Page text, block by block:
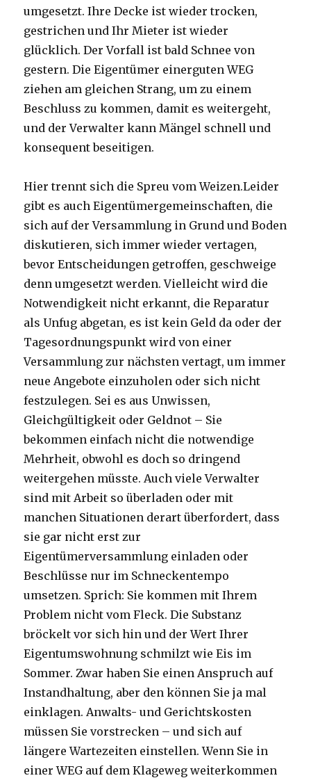
umgesetzt. Ihre Decke ist wieder trocken,
gestrichen und Ihr Mieter ist wieder
glücklich. Der Vorfall ist bald Schnee von
gestern. Die Eigentümer einerguten WEG
ziehen am gleichen Strang, um zu einem
Beschluss zu kommen, damit es weitergeht,
und der Verwalter kann Mängel schnell und
konsequent beseitigen.
Hier trennt sich die Spreu vom Weizen.Leider
gibt es auch Eigentümergemeinschaften, die
sich auf der Versammlung in Grund und Boden
diskutieren, sich immer wieder vertagen,
bevor Entscheidungen getroffen, geschweige
denn umgesetzt werden. Vielleicht wird die
Notwendigkeit nicht erkannt, die Reparatur
als Unfug abgetan, es ist kein Geld da oder der
Tagesordnungspunkt wird von einer
Versammlung zur nächsten vertagt, um immer
neue Angebote einzuholen oder sich nicht
festzulegen. Sei es aus Unwissen,
Gleichgültigkeit oder Geldnot – Sie
bekommen einfach nicht die notwendige
Mehrheit, obwohl es doch so dringend
weitergehen müsste. Auch viele Verwalter
sind mit Arbeit so überladen oder mit
manchen Situationen derart überfordert, dass
sie gar nicht erst zur
Eigentümerversammlung einladen oder
Beschlüsse nur im Schneckentempo
umsetzen. Sprich: Sie kommen mit Ihrem
Problem nicht vom Fleck. Die Substanz
bröckelt vor sich hin und der Wert Ihrer
Eigentumswohnung schmilzt wie Eis im
Sommer. Zwar haben Sie einen Anspruch auf
Instandhaltung, aber den können Sie ja mal
einklagen. Anwalts- und Gerichtskosten
müssen Sie vorstrecken – und sich auf
längere Wartezeiten einstellen. Wenn Sie in
einer WEG auf dem Klageweg weiterkommen